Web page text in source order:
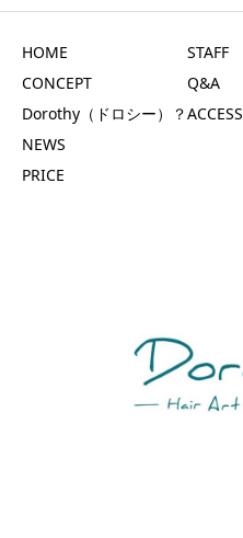
HOME
CONCEPT
Dorothy（ドロシー）？
NEWS
PRICE
STAFF
Q&A
ACCESS